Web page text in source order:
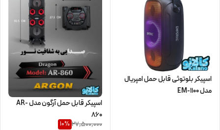
اسپیکر بلوتوثی قابل حمل امپریال
مدل EM-1100
اسپیکر قابل حمل آرگون مدل AR-
860
27,500,000
10%